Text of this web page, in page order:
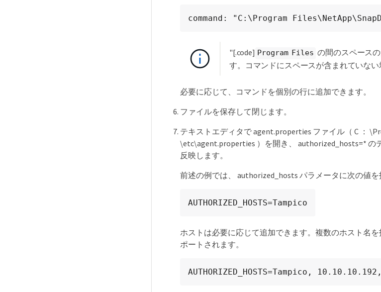
command: "C:\Program
"[.code] Program Files の間のスペース
す。コマンドにスペースが含まれていない
必要に応じて、コマンドを個別の行に追加できます。
ファイルを保存して閉じます。
テキストエディタで agent.properties ファイル（ C ：
\etc\agent.properties ）を開き、 authorized_hosts=*
反映します。
前述の例では、 authorized_hosts パラメータに次の値を
AUTHORIZED_HOSTS=Tampico
ホストは必要に応じて追加できます。複数のホスト名
ポートされます。
AUTHORIZED_HOSTS=Tampico,